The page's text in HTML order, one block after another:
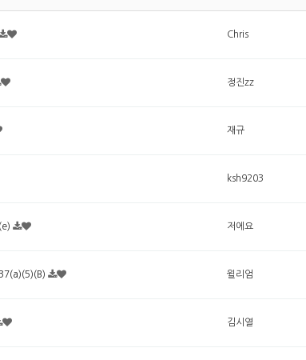
Chris
정진zz
재규
ksh9203
저에요
윌리엄
김시열